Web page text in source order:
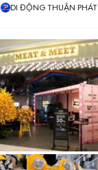
DI ĐỘNG THUẬN PHÁT